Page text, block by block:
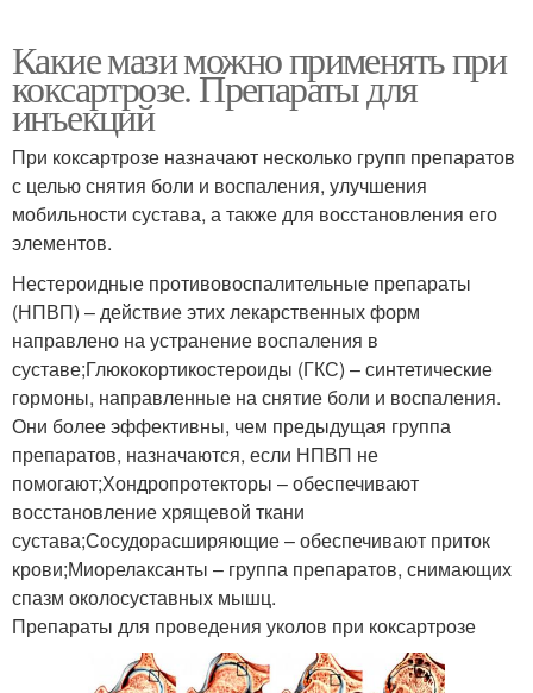
Какие мази можно применять при
коксартрозе. Препараты для
инъекций
При коксартрозе назначают несколько групп препаратов
с целью снятия боли и воспаления, улучшения
мобильности сустава, а также для восстановления его
элементов.
Нестероидные противовоспалительные препараты
(НПВП) – действие этих лекарственных форм
направлено на устранение воспаления в
суставе;Глюкокортикостероиды (ГКС) – синтетические
гормоны, направленные на снятие боли и воспаления.
Они более эффективны, чем предыдущая группа
препаратов, назначаются, если НПВП не
помогают;Хондропротекторы – обеспечивают
восстановление хрящевой ткани
сустава;Сосудорасширяющие – обеспечивают приток
крови;Миорелаксанты – группа препаратов, снимающих
спазм околосуставных мышц.
Препараты для проведения уколов при коксартрозе